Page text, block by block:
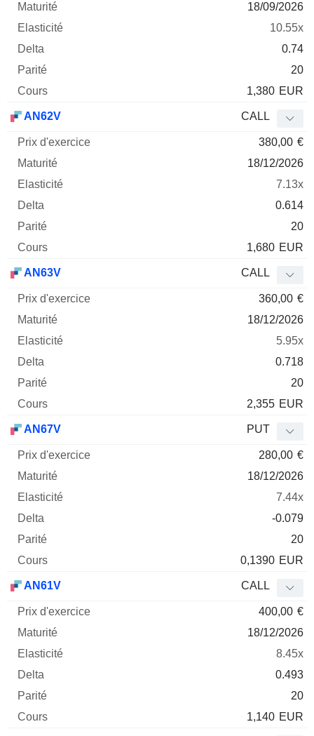
18/09/2026
10.55x
0.74
20
1,380 EUR
AN62V CALL
380,00 €
18/12/2026
7.13x
0.614
20
1,680 EUR
AN63V CALL
360,00 €
18/12/2026
5.95x
0.718
20
2,355 EUR
AN67V PUT
280,00 €
18/12/2026
7.44x
-0.079
20
0,1390 EUR
AN61V CALL
400,00 €
18/12/2026
8.45x
0.493
20
1,140 EUR